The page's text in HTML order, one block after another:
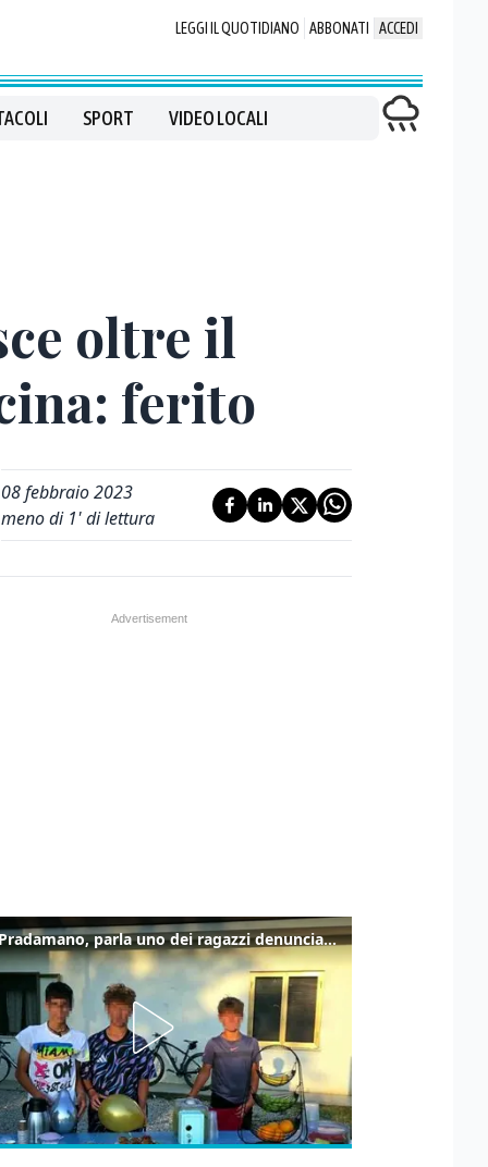
LEGGI IL QUOTIDIANO ABBONATI ACCEDI
SPORT VIDEO LOCALI
oltre il
ferito
08 febbraio 2023
meno di 1' di lettura
Caso Pradamano, parla uno dei ragazzi denunciati per la limonata: "Volevo anche aiutare i miei"